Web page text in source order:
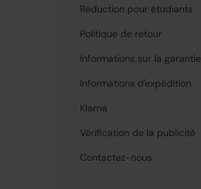
Réduction pour étudiants
Politique de retour
Informations sur la garantie
Informations d'expédition
Klarna
Vérification de la publicité
Contactez-nous